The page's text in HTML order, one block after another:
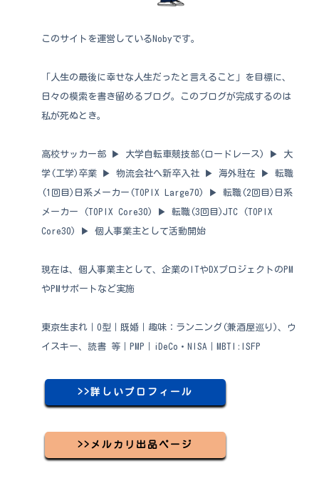
このサイトを運営しているNobyです。
「人生の最後に幸せな人生だったと言えること」を目標に、
日々の模索を書き留めるブログ。このブログが完成するのは
私が死ぬとき。
高校サッカー部 ▶︎ 大学自転車競技部(ロードレース) ▶︎ 大
学(工学)卒業 ▶︎ 物流会社へ新卒入社 ▶︎ 海外駐在 ▶︎ 転職
(1回目)日系メーカー(TOPIX Large70) ▶︎ 転職(2回目)日系
メーカー (TOPIX Core30) ▶︎ 転職(3回目)JTC (TOPIX
Core30) ▶︎ 個人事業主として活動開始
現在は、個人事業主として、企業のITやDXプロジェクトのPM
やPMサポートなど実施
東京生まれ｜O型｜既婚｜趣味：ランニング(兼酒屋巡り)、ウ
イスキー、読書 等｜PMP｜iDeCo・NISA｜MBTI:ISFP
>>詳しいプロフィール
>>メルカリ出品ページ